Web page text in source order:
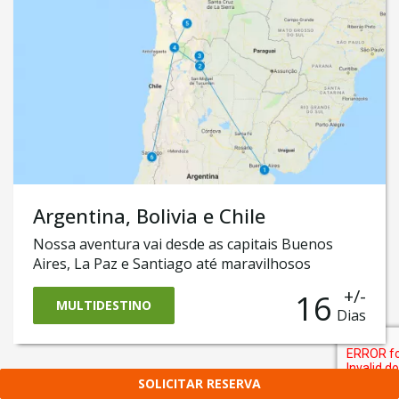
deserto feito de sal! E por fim, finalizaremos
nosso roteiro no Chile, onde você conhecerá o
mundialmente conhecido Deserto do Atacama.
Argentina, Bolivia e Chile
Nossa aventura vai desde as capitais Buenos
Aires, La Paz e Santiago até maravilhosos
espetáculos da natureza, como San Pedro do
Atacama. Você vai fazer o incrível safári até a
cidade de Purmamarca e a região de Jujuy
e aventurarmos no Atacama, atravessar o incrível
e mundialmente conhecido Salar de Uyuni e logo
descobrirmos o que há de melhor em Santiago do
MULTIDESTINO 16 +/-
Dias
SOLICITAR RESERVA